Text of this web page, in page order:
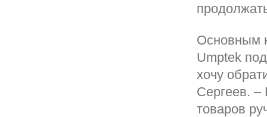
Основным
Umptek
хочу
Сергеев. –
товаров